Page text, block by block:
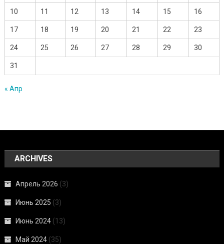
10 11 12 13 14 15 16
17 18 19 20 21 22 23
24 25 26 27 28 29 30
31
« Апр
ARCHIVES
Апрель 2026 (3)
Июнь 2025 (3)
Июнь 2024 (13)
Май 2024 (35)